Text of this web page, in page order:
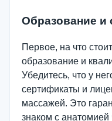
Образование и
Первое, на что
образование и
Убедитесь, что у
сертификаты и
массажей. Это
знаком с